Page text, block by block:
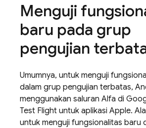
Menguji
baru pada grup
pengujian
Umumnya, untuk menguji
dalam grup pengujian terbatas,
menggunakan saluran Alfa di
Test Flight untuk aplikasi Apple.
untuk menguji fungsionalitas baru